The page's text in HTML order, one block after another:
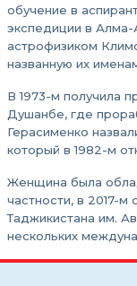
обучение в
экспедиции в
астрофизиком
названную их
В 1973-м получила
Душанбе, где
Герасименко
который в 1982-м
Женщина была
частности, в 2017-
Таджикистана им.
нескольких